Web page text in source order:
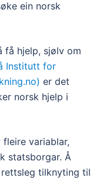
ein norsk
få hjelp, sjølv om
Institutt for
er det
norsk hjelp i
fleire variablar,
statsborgar. Å
tilknyting til